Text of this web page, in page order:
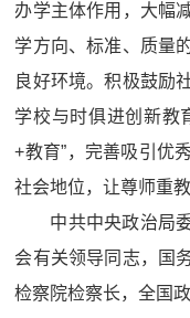
办学主体作用，大幅
学方向、标准、质量
良好环境。积极鼓励
学校与时俱进创新教
+教育”，完善吸引优
社会地位，让尊师重
中共中央政治局
会有关领导同志，国
检察院检察长，全国